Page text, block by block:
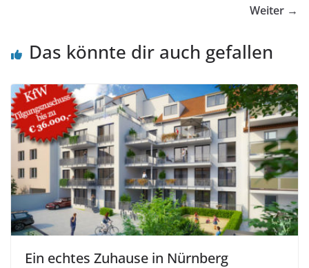
Weiter →
Das könnte dir auch gefallen
Ein echtes Zuhause in Nürnberg